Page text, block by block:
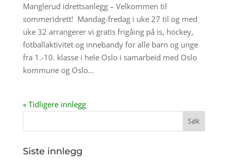
Manglerud idrettsanlegg – Velkommen til
sommeridrett! Mandag-fredag i uke 27 til og med
uke 32 arrangerer vi gratis frigåing på is, hockey,
fotballaktivitet og innebandy for alle barn og unge
fra 1.-10. klasse i hele Oslo i samarbeid med Oslo
kommune og Oslo...
« Tidligere innlegg
Siste innlegg